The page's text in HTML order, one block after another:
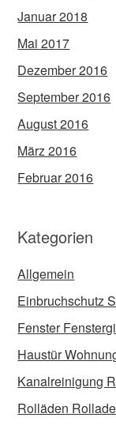
Januar 2018
Mai 2017
Dezember 2016
September 2016
August 2016
März 2016
Februar 2016
Kategorien
Allgemein
Einbruchschutz
Fenster
Haustür
Kanalreinigung
Rolläden